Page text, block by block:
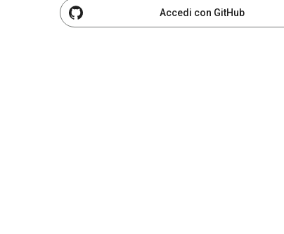
Accedi con GitHub